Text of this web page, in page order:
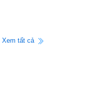
Xem tất cả